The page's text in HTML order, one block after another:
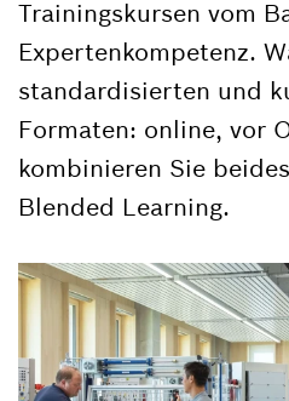
Trainingskursen vom
Expertenkompetenz.
standardisierten und
Formaten: online, vor
kombinieren Sie
Blended Learning.